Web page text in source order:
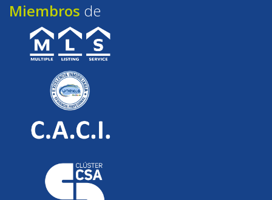
Miembros de